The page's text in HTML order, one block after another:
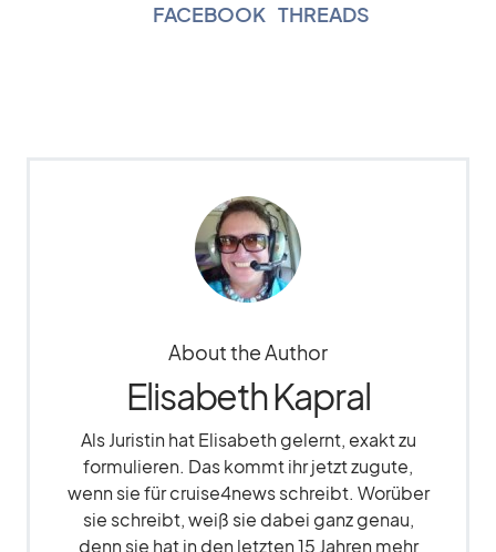
FACEBOOK THREADS
About the Author
Elisabeth Kapral
Als Juristin hat Elisabeth gelernt, exakt zu
formulieren. Das kommt ihr jetzt zugute,
wenn sie für cruise4news schreibt. Worüber
sie schreibt, weiß sie dabei ganz genau,
denn sie hat in den letzten 15 Jahren mehr